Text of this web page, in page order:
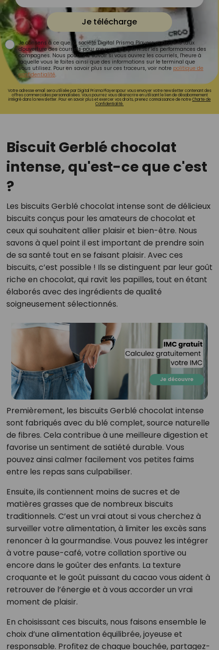
Je télécharge
Je consens à ce que la société Digital Prisma Players analyse le taux
d'ouverture des courriels pour mesurer et optimiser les performances des
campagnes. Nous pourrons savoir si vous ouvrez les courriels, l'heure à
laquelle vous le faites ainsi que des informations sur le terminal que
vous utilisez. Pour en savoir plus sur ces traceurs, voir notre politique de
confidentialité.
Votre adresse email sera utilisée par Digital Prisma Playerspour vous envoyer votre newsletter contenant des
offres commerciales personnalisées. Vous pourrez vous désinscrire en utilisant le lien de désabonnement
intégré dans la newsletter. Pour en savoir plus et exercer vos droits, prenez connaissance de notreCharte de
Confidentialité.
Biscuit Gerblé chocolat
intense, qu'est-ce que c'est
?
Les biscuits Gerblé chocolat intense sont de délicieux
biscuits conçus pour les amateurs de chocolat et
ceux qui souhaitent allier plaisir et bien-être. Nous
savons à quel point il est important de prendre soin
de sa santé tout en se faisant plaisir. Avec ces
biscuits, c’est possible ! Ils se distinguent par leur goût
riche en chocolat, qui ravit les papilles, tout en étant
élaborés avec des ingrédients de qualité
soigneusement sélectionnés.
Premièrement, les biscuits Gerblé chocolat intense
sont fabriqués avec du blé complet, source naturelle
de fibres. Cela contribue à une meilleure digestion et
favorise un sentiment de satiété durable. Vous
pouvez ainsi calmer facilement vos petites faims
entre les repas sans culpabiliser.
Ensuite, ils contiennent moins de sucres et de
matières grasses que de nombreux biscuits
traditionnels. C’est un vrai atout si vous cherchez à
surveiller votre alimentation, à limiter les excès sans
renoncer à la gourmandise. Vous pouvez les intégrer
à votre pause-café, votre collation sportive ou
encore dans le goûter des enfants. La texture
croquante et le goût puissant du cacao vous aident à
retrouver de l’énergie et à vous accorder un vrai
moment de plaisir.
En choisissant ces biscuits, nous faisons ensemble le
choix d’une alimentation équilibrée, joyeuse et
responsable. Profitez de chaque bouchée, partagez-